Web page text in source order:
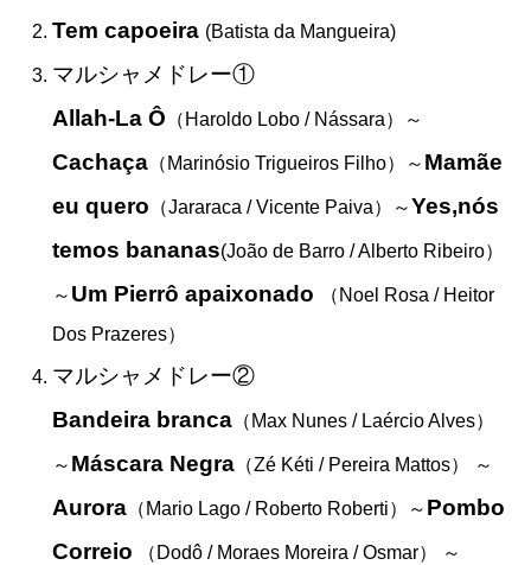
Tem capoeira (Batista da Mangueira)
マルシャメドレー①
Allah-La Ô （Haroldo Lobo / Nássara） ～
Cachaça （Marinósio Trigueiros Filho） ～ Mamãe
eu quero （Jararaca / Vicente Paiva） ～Yes,nós
temos bananas(João de Barro / Alberto Ribeiro）
～ Um Pierrô apaixonado
（Noel Rosa / Heitor
Dos Prazeres）
マルシャメドレー②
Bandeira branca （Max Nunes / Laércio Alves）
～ Máscara Negra （Zé Kéti / Pereira Mattos） ～
Aurora （Mario Lago / Roberto Roberti） ～ Pombo
Correio （Dodô / Moraes Moreira / Osmar） ～